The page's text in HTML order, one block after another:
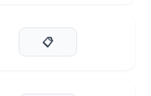
📋